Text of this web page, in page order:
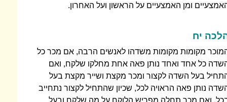
ומן האמצעיים על הראשון ועל האחרון.
יח
מקומות מקומות משדהו לאנשים הרבה, אם מכר כל
כל אחד ואחד נותן פאה אחת מחלקו שלקח, ואם
בעל השדה לקצור ומכר מקצת ושייר מקצת בעל
נותן פאה הראויה לכל, שכיון שהתחיל לקצור נתחייב
ואם מכר תחלה מפריש הלוקח על מה שלקח ובעל